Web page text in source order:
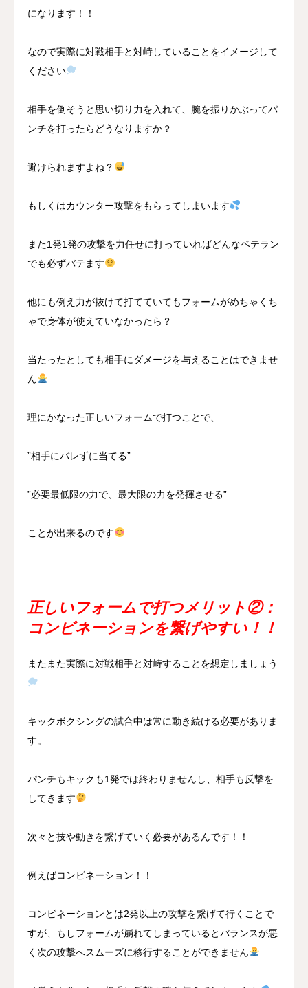
になります！！
なので実際に対戦相手と対峙していることをイメージして
ください
相手を倒そうと思い切り力を入れて、腕を振りかぶってパ
ンチを打ったらどうなりますか？
避けられますよね？
もしくはカウンター攻撃をもらってしまいます
また1発1発の攻撃を力任せに打っていればどんなベテラン
でも必ずバテます
他にも例え力が抜けて打てていてもフォームがめちゃくち
ゃで身体が使えていなかったら？
当たったとしても相手にダメージを与えることはできませ
ん
理にかなった正しいフォームで打つことで、
”相手にバレずに当てる”
”必要最低限の力で、最大限の力を発揮させる”
ことが出来るのです
正しいフォームで打つメリット②：
コンビネーションを繋げやすい！！
またまた実際に対戦相手と対峙することを想定しましょう
キックボクシングの試合中は常に動き続ける必要がありま
す。
パンチもキックも1発では終わりませんし、相手も反撃を
してきます
次々と技や動きを繋げていく必要があるんです！！
例えばコンビネーション！！
コンビネーションとは2発以上の攻撃を繋げて行くことで
すが、もしフォームが崩れてしまっているとバランスが悪
く次の攻撃へスムーズに移行することができません